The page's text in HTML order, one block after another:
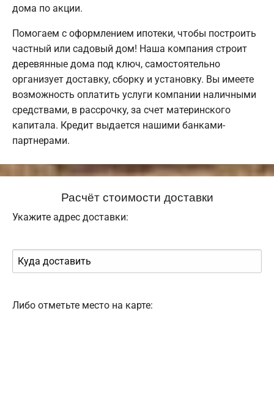
дома по акции.
Помогаем с оформлением ипотеки, чтобы построить
частный или садовый дом! Наша компания строит
деревянные дома под ключ, самостоятельно
организует доставку, сборку и установку. Вы имеете
возможность оплатить услуги компании наличными
средствами, в рассрочку, за счет материнского
капитала. Кредит выдается нашими банками-
партнерами.
Расчёт стоимости доставки
Укажите адрес доставки:
Либо отметьте место на карте: